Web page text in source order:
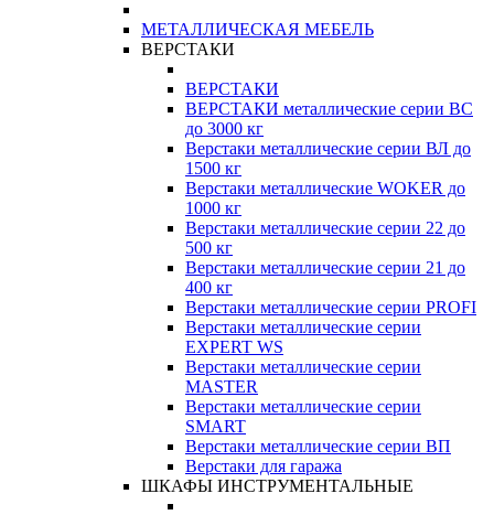
МЕТАЛЛИЧЕСКАЯ МЕБЕЛЬ
ВЕРСТАКИ
ВЕРСТАКИ
ВЕРСТАКИ металлические серии ВС
до 3000 кг
Верстаки металлические серии ВЛ до
1500 кг
Верстаки металлические WOKER до
1000 кг
Верстаки металлические серии 22 до
500 кг
Верстаки металлические серии 21 до
400 кг
Верстаки металлические серии PROFI
Верстаки металлические серии
EXPERT WS
Верстаки металлические серии
MASTER
Верстаки металлические серии
SMART
Верстаки металлические серии ВП
Верстаки для гаража
ШКАФЫ ИНСТРУМЕНТАЛЬНЫЕ